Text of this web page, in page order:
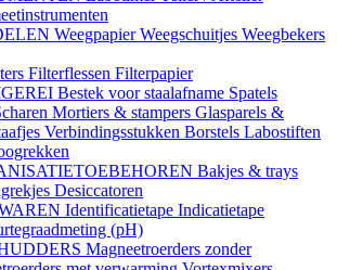
WeegpapierWeegschuitjes Weegbekers
Filterflessen Filterpapier
Bestek voor staalafname Spatels
Mortiers & stampers Glasparels &
Verbindingsstukken Borstels Labostiften
Bakjes & trays
Desiccatoren
Identificatietape Indicatietape
(pH)
Magneetroerders zonder